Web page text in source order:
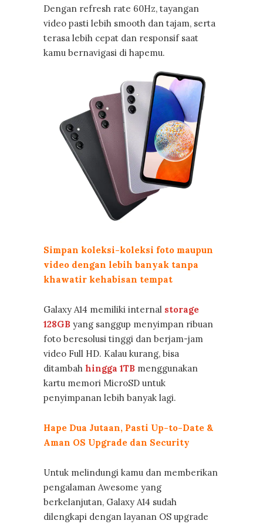
Dengan refresh rate 60Hz, tayangan
video pasti lebih smooth dan tajam, serta
terasa lebih cepat dan responsif saat
kamu bernavigasi di hapemu.
Simpan koleksi-koleksi foto maupun
video dengan lebih banyak tanpa
khawatir kehabisan tempat
Galaxy A14 memiliki internal storage
128GB yang sanggup menyimpan ribuan
foto beresolusi tinggi dan berjam-jam
video Full HD. Kalau kurang, bisa
ditambah hingga 1TB menggunakan
kartu memori MicroSD untuk
penyimpanan lebih banyak lagi.
Hape Dua Jutaan, Pasti Up-to-Date &
Aman OS Upgrade dan Security
Untuk melindungi kamu dan memberikan
pengalaman Awesome yang
berkelanjutan, Galaxy A14 sudah
dilengkapi dengan layanan OS upgrade